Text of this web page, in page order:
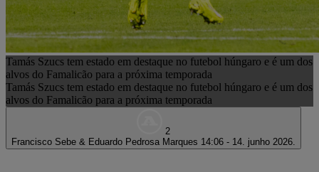
Tamás Szucs tem estado em destaque no futebol húngaro e é um dos
alvos do Famalicão para a próxima temporada
Tamás Szucs tem estado em destaque no futebol húngaro e é um dos
alvos do Famalicão para a próxima temporada
2
Francisco Sebe & Eduardo Pedrosa Marques 14:06 - 14. junho 2026.